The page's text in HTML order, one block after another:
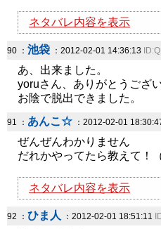
ネタバレ内容を表示
90 ： 池袋 ：2012-02-01 14:36:13
あ、出来ました。
yoruさん、ありがとうござ
お陰で脱出できました。
91 ： あんこ☆ ：2012-02-01
ぜんぜんわかりません
だれかやってたら教えて！
ネタバレ内容を表示
92 ： ひま人 ：2012-02-01 18:51:11